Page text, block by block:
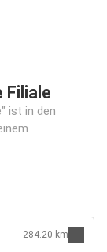
Filiale
ist in den
284.20 km